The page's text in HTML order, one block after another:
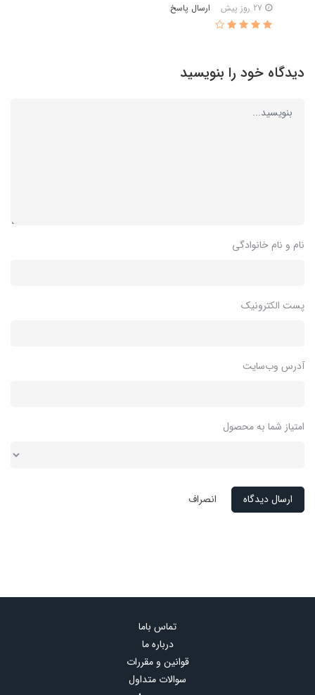
ارسال پاسخ
دیدگاه خود را بنویسید
نام و نام خانوادگی
پست الکترونیک
آدرس وب‌سایت
امتیاز شما به محصول
ارسال دیدگاه انصراف
تماس باما
درباره ما
قوانین و مقررات
سوالات متداول